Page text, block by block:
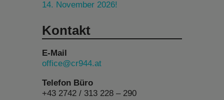
14. November 2026!
Kontakt
E-Mail
office@cr944.at
Telefon Büro
+43 2742 / 313 228 – 290